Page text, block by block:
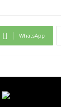
WhatsApp